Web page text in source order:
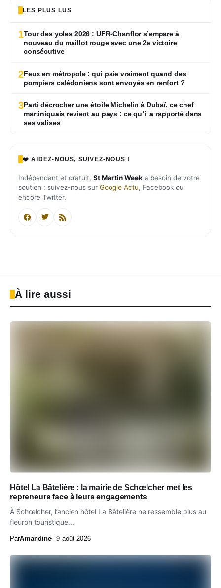
LES PLUS LUS
1Tour des yoles 2026 : UFR-Chanflor s’empare à
nouveau du maillot rouge avec une 2e victoire
consécutive
2Feux en métropole : qui paie vraiment quand des
pompiers calédoniens sont envoyés en renfort ?
3Parti décrocher une étoile Michelin à Dubaï, ce chef
martiniquais revient au pays : ce qu’il a rapporté dans
ses valises
❤️ AIDEZ-NOUS, SUIVEZ-NOUS !
Indépendant et gratuit, St Martin Week a besoin de votre
soutien : suivez-nous sur Google Actu, Facebook ou
encore Twitter.
À lire aussi
Hôtel La Bâtelière : la mairie de Schœlcher met les
repreneurs face à leurs engagements
À Schœlcher, l’ancien hôtel La Bâtelière ne ressemble plus au
fleuron touristique...
ParAmandine 9 août 2026